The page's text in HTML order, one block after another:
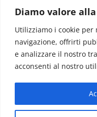
Diamo valore
Utilizziamo i cookie
navigazione, offrirti
e analizzare il nostro
acconsenti al nostro
CONTATTI.
Redazione:
Direttore:
Info & Commerciale:
Home News